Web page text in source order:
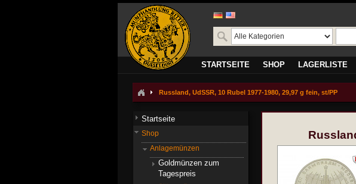
STARTSEITE SHOP LAGERLISTE
Russland, UdSSR, 10 Rubel 1977-1980, 29,97 g fein, st/PP
Startseite
Shop
Anlagemünzen
Goldmünzen zum
Tagespreis